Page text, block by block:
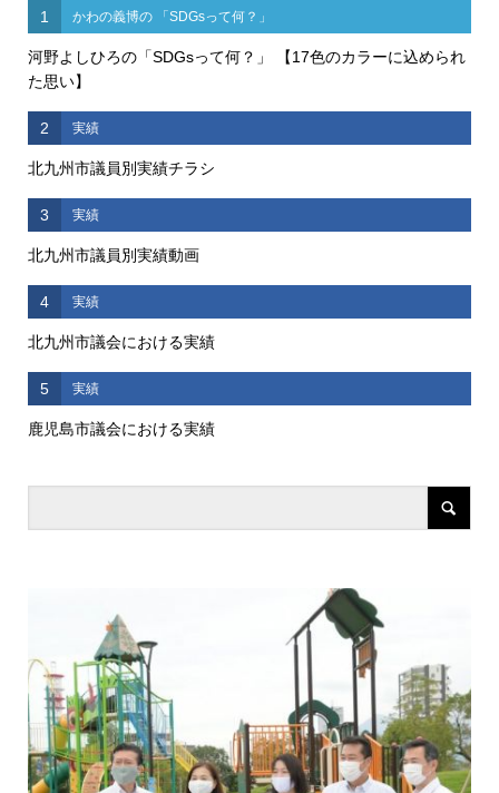
1 かわの義博の 「SDGsって何？」
河野よしひろの「SDGsって何？」 【17色のカラーに込められ
た思い】
2 実績
北九州市議員別実績チラシ
3 実績
北九州市議員別実績動画
4 実績
北九州市議会における実績
5 実績
鹿児島市議会における実績